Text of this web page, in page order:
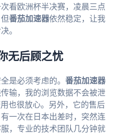
看欧洲杯半决赛，凌晨三点
番茄加速器依然稳定，让我
。
无后顾之忧
是必须考虑的。 番茄加速器
输，我的浏览数据不会被泄
也很放心。另外，它的售后
一次在日本出差时，突然连
，专业的技术团队几分钟就